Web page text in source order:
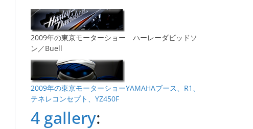
2009年の東京モーターショー ハーレーダビッドソ
ン／Buell
2009年の東京モーターショーYAMAHAブース、R1、
テネレコンセプト、YZ450F
4 gallery: